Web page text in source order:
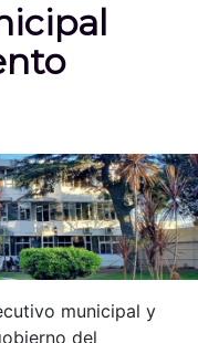
municipal y
del